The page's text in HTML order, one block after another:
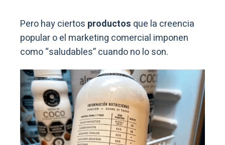
Pero hay ciertos productos que la creencia
popular o el marketing comercial imponen
como “saludables” cuando no lo son.